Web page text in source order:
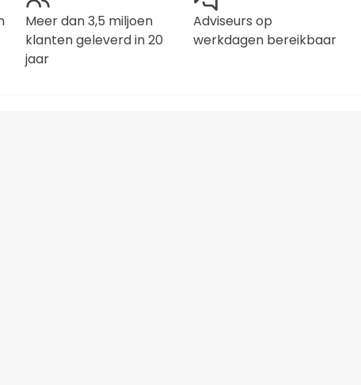
Meer dan 3,5 miljoen
klanten geleverd in 20
jaar
Adviseurs op
werkdagen bereikbaar